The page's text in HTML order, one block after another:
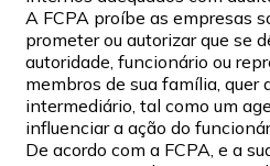
A FCPA proíbe as empresas
prometer ou autorizar que se
autoridade, funcionário ou
membros de sua família,
intermediário, tal como um
influenciar a ação do
De acordo com a FCPA, e a